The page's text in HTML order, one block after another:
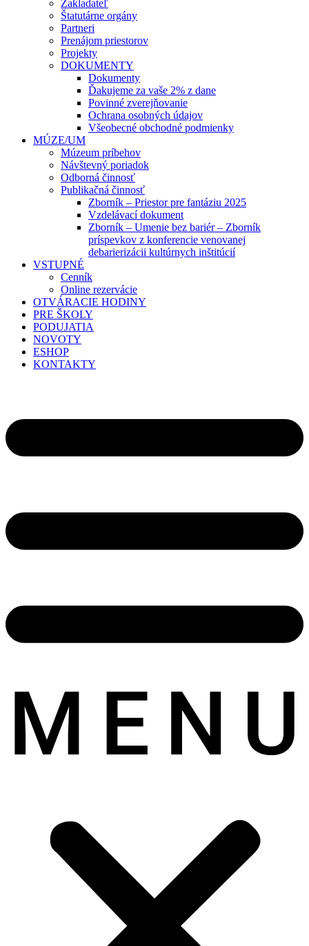
Zakladateľ
Štatutárne orgány
Partneri
Prenájom priestorov
Projekty
DOKUMENTY
Dokumenty
Ďakujeme za vaše 2% z dane
Povinné zverejňovanie
Ochrana osobných údajov
Všeobecné obchodné podmienky
MÚZE/UM
Múzeum príbehov
Návštevný poriadok
Odborná činnosť
Publikačná činnosť
Zborník – Priestor pre fantáziu 2025
Vzdelávací dokument
Zborník – Umenie bez bariér – Zborník
príspevkov z konferencie venovanej
debarierizácii kultúrnych inštitúcií
VSTUPNÉ
Cenník
Online rezervácie
OTVÁRACIE HODINY
PRE ŠKOLY
PODUJATIA
NOVOTY
ESHOP
KONTAKTY